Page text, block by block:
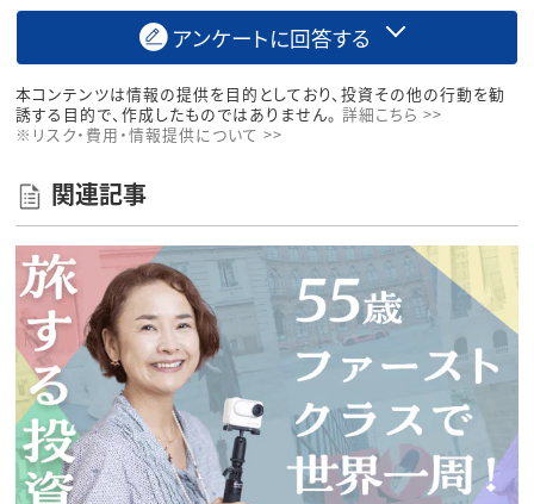
アンケートに回答する
本コンテンツは情報の提供を目的としており、投資その他の行動を勧
誘する目的で、作成したものではありません。 詳細こちら >>
※リスク・費用・情報提供について >>
関連記事